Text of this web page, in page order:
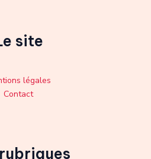
site
légales
Contact